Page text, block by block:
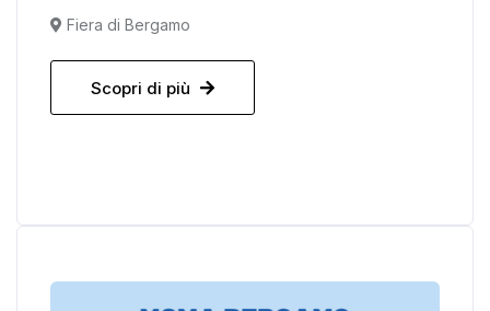
Fiera di Bergamo
Scopri di più